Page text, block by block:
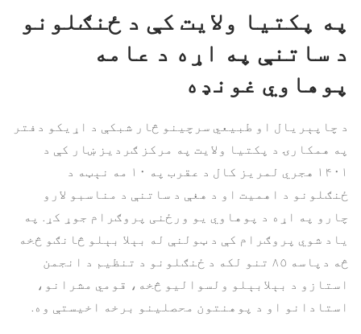
په پکتیا ولایت کې د ځنګلونو
د ساتنې په اړه د عامه
پوهاوي غونډه
د چاپېریال او طبیعي سرچینو څار شبکې د اړیکو دفتر
په همکارۍ د پکتیا ولایت په مرکز ګردیز ښار کې د
۱۴۰۱ هجري لمریز کال د عقرب په ۱۰ مه نېټه د
ځنګلونو د اهمیت او د هغې د ساتنې د مناسبو لارو
چارو په اړه د پوهاوي یو ورځنی پروګرام جوړ کړ. په
ياد شوي پروګرام کې د ټولنې له بېلا بېلو څانګو څخه
څه دپاسه ٨٥ تنو لکه د ځنګلونو د تنظيم د انجمن
استازو د بېلابېلو ولسواليو څخه، قومي مشرانو،
استادانو او د پوهنتون محصلينو برخه اخيستې وه.